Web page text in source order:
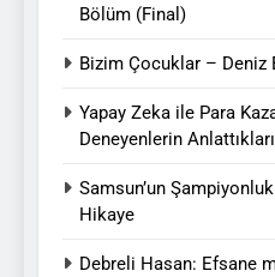
Bölüm (Final)
Bizim Çocuklar – Deniz
Yapay Zeka ile Para
Deneyenlerin Anlattıkları
Samsun’un
Hikaye
Debreli Hasan: Efsane